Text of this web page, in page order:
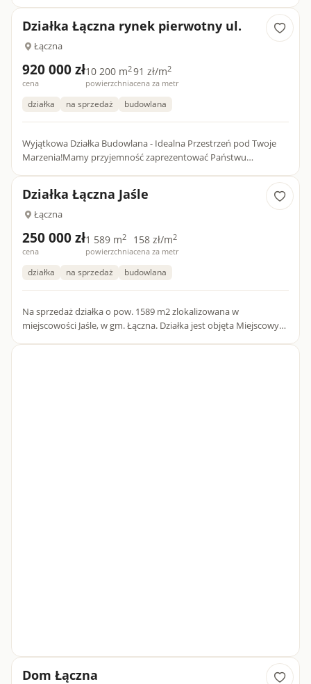
Działka Łączna rynek pierwotny ul.
Łączna
920 000 zł
cena
10 200 m2
powierzchnia
91 zł/m2
cena za metr
działka na sprzedaż budowlana
Wyjątkowa Działka Budowlana - Idealna Przestrzeń pod Twoje
Marzenia!Mamy przyjemność zaprezentować Państwu
Działka Łączna Jaśle
Łączna
250 000 zł
cena
1 589 m2
powierzchnia
158 zł/m2
cena za metr
działka na sprzedaż budowlana
Na sprzedaż działka o pow. 1589 m2 zlokalizowana w
miejscowości Jaśle, w gm. Łączna. Działka jest objęta Miejscowym
Dom Łączna